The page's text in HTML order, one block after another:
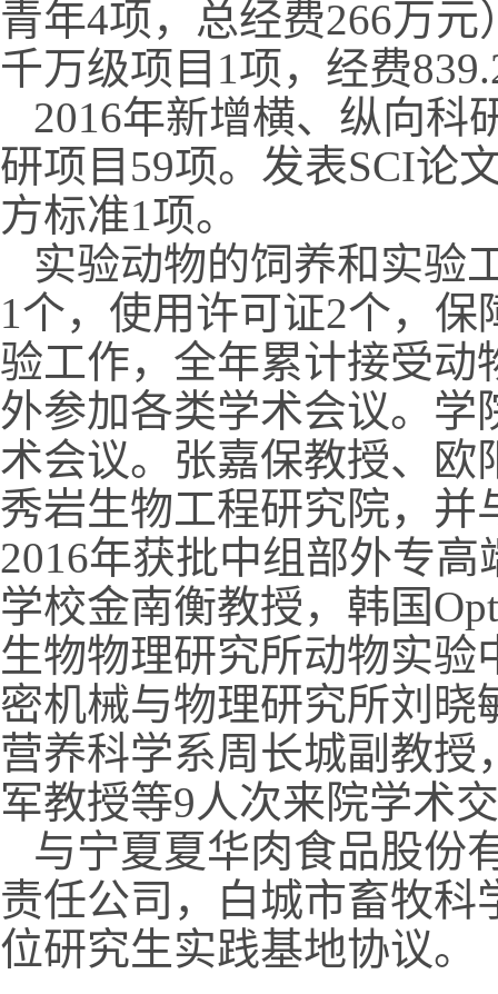
青年4项，总经费266万
千万级项目1项，经费
2016年新增横、纵向科
研项目59项。发表SCI论
方标准1项。
实验动物的饲养和实验
1个，使用许可证2个，
验工作，全年累计接受动
外参加各类学术会议。学
术会议。张嘉保教授、欧
秀岩生物工程研究院，并
2016年获批中组部外专
学校金南衡教授，韩国
生物物理研究所动物实
密机械与物理研究所刘晓
营养科学系周长城副教
军教授等9人次来院学术
与宁夏夏华肉食品股份
责任公司，白城市畜牧
位研究生实践基地协议。